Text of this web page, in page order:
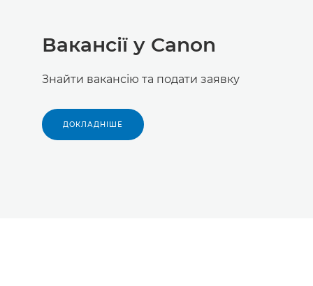
Вакансії у Canon
Знайти вакансію та подати заявку
ДОКЛАДНІШЕ